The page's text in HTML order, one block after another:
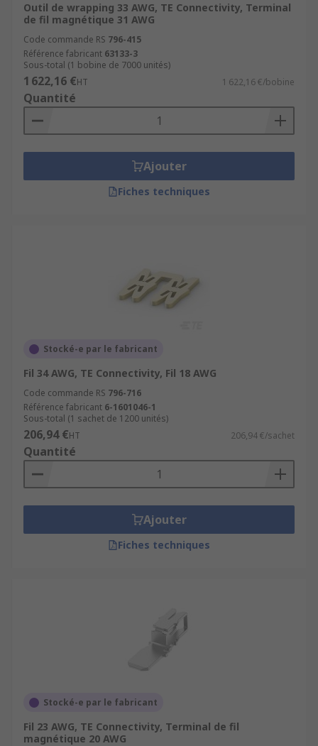
Outil de wrapping 33 AWG, TE Connectivity, Terminal
de fil magnétique 31 AWG
Code commande RS 796-415
Référence fabricant 63133-3
Sous-total (1 bobine de 7000 unités)
1 622,16 €HT 1 622,16 €/bobine
Quantité
Ajouter
Fiches techniques
Stocké-e par le fabricant
Fil 34 AWG, TE Connectivity, Fil 18 AWG
Code commande RS 796-716
Référence fabricant 6-1601046-1
Sous-total (1 sachet de 1200 unités)
206,94 €HT 206,94 €/sachet
Quantité
Ajouter
Fiches techniques
Stocké-e par le fabricant
Fil 23 AWG, TE Connectivity, Terminal de fil
magnétique 20 AWG